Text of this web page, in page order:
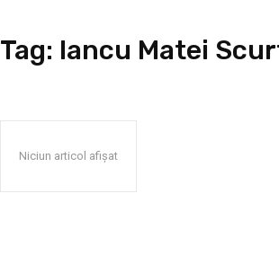
Tag: Iancu Matei
Niciun articol afișat